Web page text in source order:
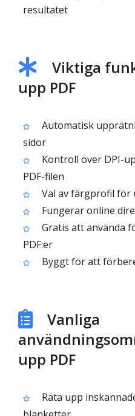
resultatet
Viktiga
upp PDF
Automatisk
sidor
Kontroll över DPI-
PDF-filen
Val av färgprofil för
Fungerar online
Gratis att använda
PDF:er
Byggt för att
Vanliga
upp PDF
Räta upp